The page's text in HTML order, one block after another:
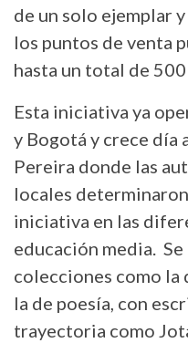
de un solo ejemplar
los puntos de venta
hasta un total de
Esta iniciativa ya
y Bogotá y crece día
Pereira donde las
locales
iniciativa en las
educación media.
colecciones como la
la de poesía, con
trayectoria como